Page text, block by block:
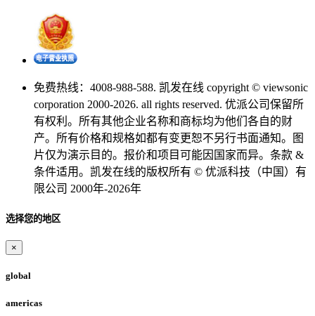
免费热线：4008-988-588. 凯发在线 copyright © viewsonic
corporation 2000-2026. all rights reserved. 优派公司保留所
有权利。所有其他企业名称和商标均为他们各自的财
产。所有价格和规格如都有变更恕不另行书面通知。图
片仅为演示目的。报价和项目可能因国家而异。条款 &
条件适用。凯发在线的版权所有 © 优派科技（中国）有
限公司 2000年-2026年
选择您的地区
×
global
americas